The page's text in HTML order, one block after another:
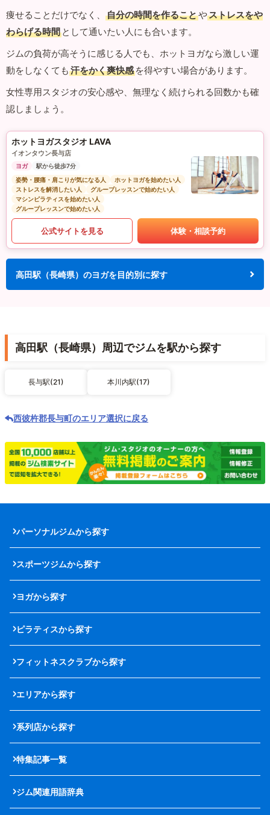
痩せることだけでなく、
自分の時間を作ることやストレスをや
わらげる時間 として通いたい人にも合います。
ジムの負荷が高そうに感じる人でも、ホットヨガなら激しい運
動をしなくても 汗をかく爽快感 を得やすい場合があります。
女性専用スタジオの安心感や、無理なく続けられる回数かも確
認しましょう。
ホットヨガスタジオ LAVA
イオンタウン長与店
ヨガ
駅から徒歩7分
姿勢・腰痛・肩こりが気になる人
ホットヨガを始めたい人
ストレスを解消したい人
グループレッスンで始めたい人
マシンピラティスを始めたい人
グループレッスンで始めたい人
公式サイトを見る 体験・相談予約
高田駅（長崎県）のヨガを目的別に探す
高田駅（長崎県）周辺でジムを駅から探す
長与駅(21) 本川内駅(17)
西彼杵郡長与町のエリア選択に戻る
パーソナルジムから探す
スポーツジムから探す
ヨガから探す
ピラティスから探す
フィットネスクラブから探す
エリアから探す
系列店から探す
特集記事一覧
ジム関連用語辞典